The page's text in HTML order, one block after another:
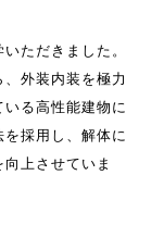
ただきました。
外装内装を極力
る高性能建物に
採用し、解体に
上させていま